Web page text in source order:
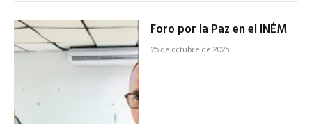
Foro por la Paz en el INÉM
25 de octubre de 2025